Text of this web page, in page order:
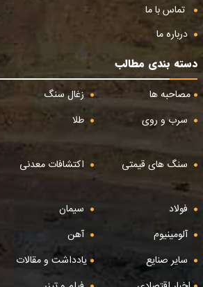
تماس با ما
درباره ما
دسته بندی مطالب
مصاحبه ها
زغال سنگ
سرب و روی
طلا
سنگ های قیمتی
اکتشافات معدنی
فولاد
سیمان
آلومینیوم
آهن
سایر صنایع
یادداشت و مقالات